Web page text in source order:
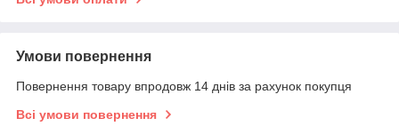
Умови повернення
Повернення товару впродовж 14 днів за рахунок покупця
Всі умови повернення